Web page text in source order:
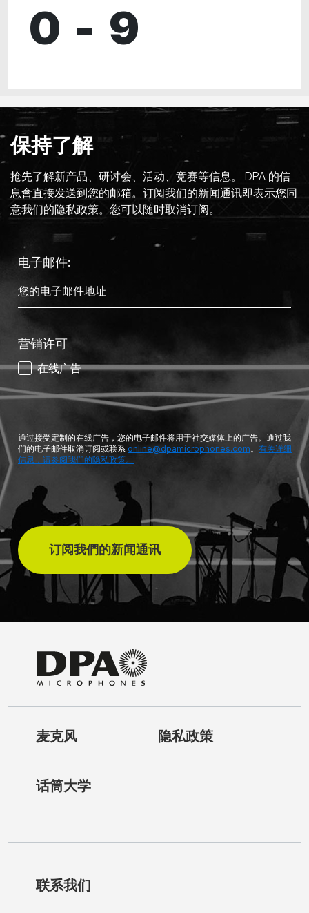
0 - 9
保持了解
抢先了解新产品、研讨会、活动、竞赛等信息。 DPA 的信
息會直接发送到您的邮箱。订阅我们的新闻通讯即表示您同
意我们的隐私政策。您可以随时取消订阅。
电子邮件:
营销许可
在线广告
通过接受定制的在线广告，您的电子邮件将用于社交媒体上的广告。通过我
们的电子邮件取消订阅或联系 online@dpamicrophones.com 。 有关详细
信息，请参阅我们的隐私政策。
订阅我們的新闻通讯
麦克风 隐私政策
话筒大学
联系我们